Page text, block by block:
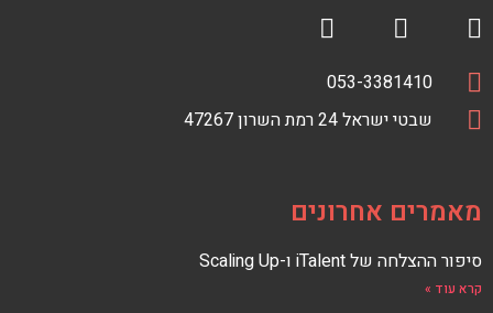
o
k
F
D
טלפון
מספר
053-3381410
כתובת
כתובת
שבטי ישראל 24 רמת השרון 47267
מאמרים אחרונים
סיפור ההצלחה של iTalent ו-Scaling Up
קרא עוד »